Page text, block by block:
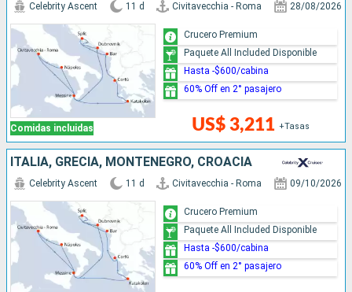
Comidas incluidas
Celebrity Ascent 11 d Civitavecchia - Roma 28/08/2026
US$ 3,211 +Tasas
Crucero Premium
Paquete All Included Disponible
Hasta -$600/cabina
60% Off en 2° pasajero
ITALIA, GRECIA, MONTENEGRO, CROACIA
Celebrity Ascent 11 d Civitavecchia - Roma 09/10/2026
Crucero Premium
Paquete All Included Disponible
Hasta -$600/cabina
60% Off en 2° pasajero